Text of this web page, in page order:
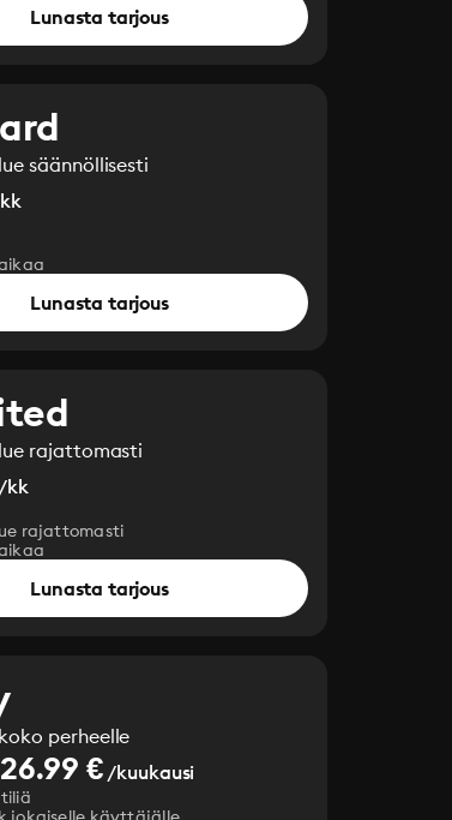
Lunasta tarjous
säännöllisesti
Lunasta tarjous
rajattomasti
/kk
rajattomasti
Lunasta tarjous
perheelle
€/kuukausi